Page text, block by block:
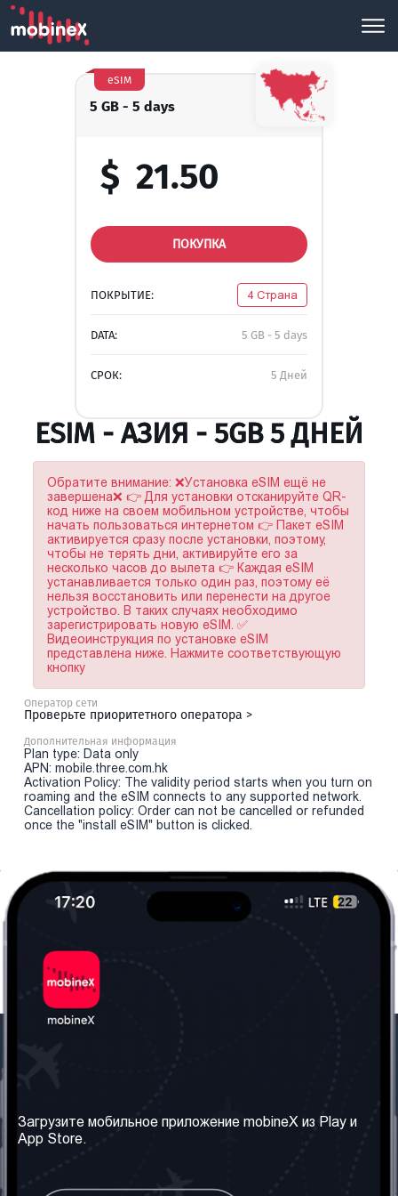
5 GB - 5 days
eSIM
$ 21.50
ПОКУПКА
ПОКРЫТИЕ: 4 Страна
DATA: 5 GB - 5 days
СРОК: 5 Дней
ESIM - АЗИЯ - 5GB 5 ДНЕЙ
Обратите внимание: ❌Установка eSIM ещё не
завершена❌ 👉 Для установки отсканируйте QR-
код ниже на своем мобильном устройстве, чтобы
начать пользоваться интернетом 👉 Пакет eSIM
активируется сразу после установки, поэтому,
чтобы не терять дни, активируйте его за
несколько часов до вылета 👉 Каждая eSIM
устанавливается только один раз, поэтому её
нельзя восстановить или перенести на другое
устройство. В таких случаях необходимо
зарегистрировать новую eSIM. ✅
Видеоинструкция по установке eSIM
представлена ниже. Нажмите соответствующую
кнопку
Оператор сети
Проверьте приоритетного оператора >
Дополнительная информация
Plan type: Data only
APN: mobile.three.com.hk
Activation Policy: The validity period starts when you turn on
roaming and the eSIM connects to any supported network.
Cancellation policy: Order can not be cancelled or refunded
once the "install eSIM" button is clicked.
Наши сервисы
Правила и Условия
Загрузите мобильное приложение mobineX из Play и
App Store.